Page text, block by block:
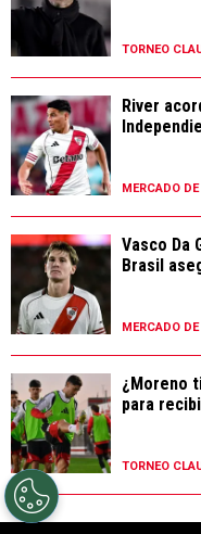
TORNEO
River
MERCADO
Vasco Da
Brasil
MERCADO
¿Moreno
para
TORNEO